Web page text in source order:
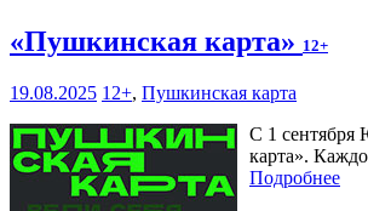
«Пушкинская карта» 12+
19.08.2025 12+, Пушкинская карта
С 1 сентября
карта».
Подробнее